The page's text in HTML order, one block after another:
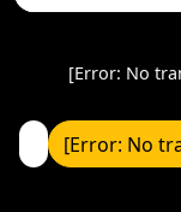
[Error: No
[Error: No